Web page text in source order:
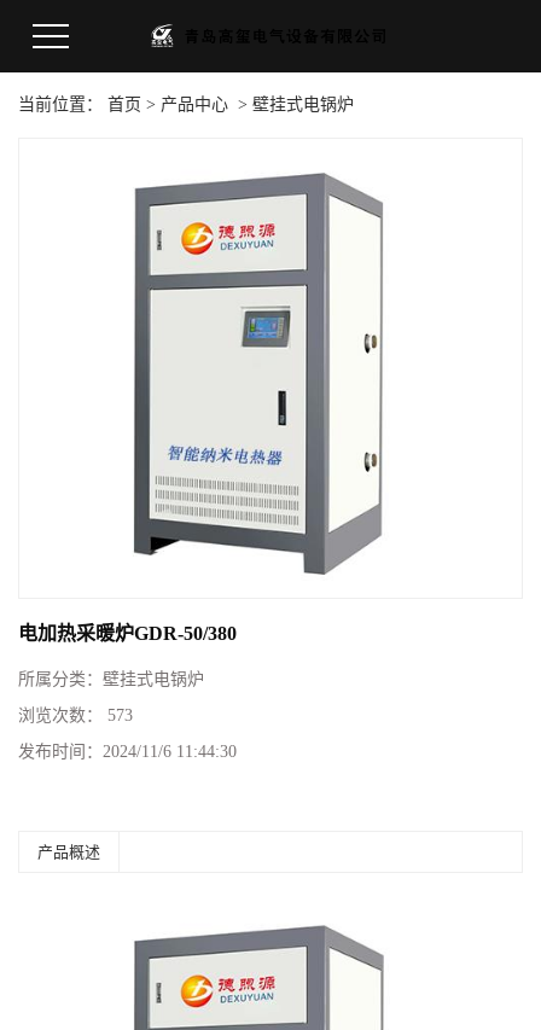
当前位置： 首页 > 产品中心 > 壁挂式电锅炉
电加热采暖炉GDR-50/380
所属分类： 壁挂式电锅炉
浏览次数：
573
发布时间： 2024/11/6 11:44:30
产品概述